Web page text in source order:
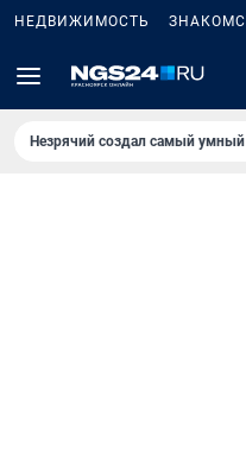
НЕДВИЖИМОСТЬ
Незрячий создал самый